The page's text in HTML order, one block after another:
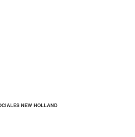
NEW HOLLAND